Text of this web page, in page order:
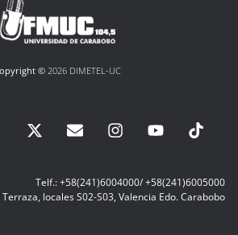
©2026 DIMETEL-UC
Telf.: +58(241)6004000/ +58(241)6005000
locales S02-S03, Valencia Edo. Carabobo